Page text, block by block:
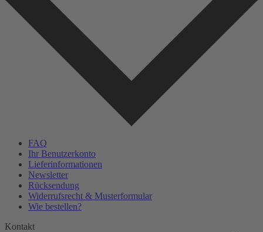
FAQ
Ihr Benutzerkonto
Lieferinformationen
Newsletter
Rücksendung
Widerrufsrecht & Musterformular
Wie bestellen?
Kontakt